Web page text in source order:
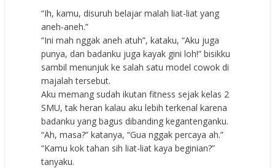
“Ih, kamu, disuruh belajar malah liat-liat yang
aneh-aneh.”
“Ini mah nggak aneh atuh”, kataku, “Aku juga
punya, dan badanku juga kayak gini loh!” bisikku
sambil menunjuk ke salah satu model cowok di
majalah tersebut.
Aku memang sudah ikutan fitness sejak kelas 2
SMU, tak heran kalau aku lebih terkenal karena
badanku yang bagus dibanding kegantenganku.
“Ah, masa?” katanya, “Gua nggak percaya ah.”
“Kamu kok tahan sih liat-liat kaya beginian?”
tanyaku.